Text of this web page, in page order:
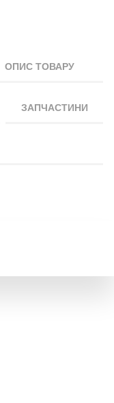
ОПИС ТОВАРУ
ЗАПЧАСТИНИ